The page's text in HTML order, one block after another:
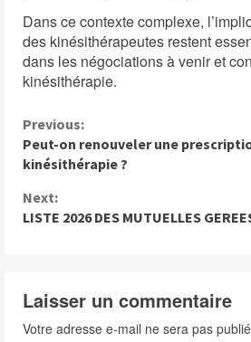
Dans ce contexte complexe,
des kinésithérapeutes restent
dans les négociations à venir et
kinésithérapie.
C
o
n
t
u
Previous:
Peut-on renouveler une
kinésithérapie ?
Next:
LISTE 2026 DES MUTUELLES
Laisser un commentaire
Votre adresse e-mail ne sera pas